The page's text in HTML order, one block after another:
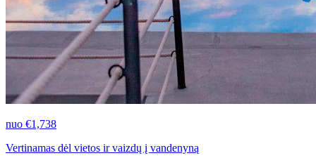
nuo €1,738
Vertinamas dėl vietos ir vaizdų į vandenyną